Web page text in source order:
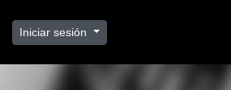
Iniciar sesión